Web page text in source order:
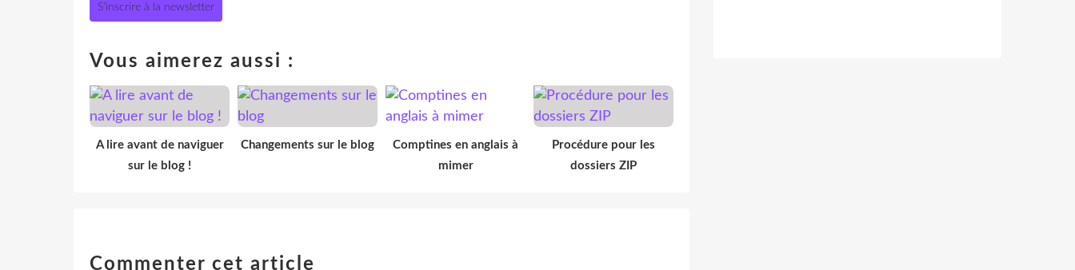
S'inscrire à la newsletter
Vous aimerez aussi :
A lire avant de naviguer
sur le blog !
Changements sur le blog
Comptines en anglais à
mimer
Procédure pour les
dossiers ZIP
Commenter cet article